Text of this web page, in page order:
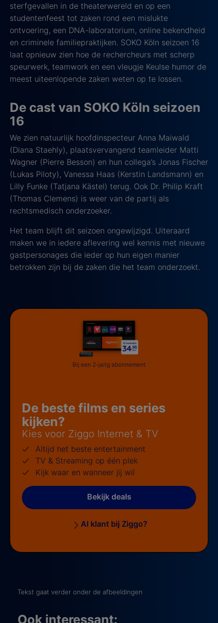
sterfgevallen in de theaterwereld en op een
studentenfeest tot zaken rond een mislukte
ontvoering, een DNA-laboratorium, online bekendheid
en criminele familiepraktijken. SOKO Köln seizoen 16
laat opnieuw zien hoe de rechercheurs met scherp
speurwerk, teamwork en een vleugje Keulse humor de
meest uiteenlopende zaken weten op te lossen.
De cast van SOKO Köln seizoen
16
We zien natuurlijk hoofdinspecteur Anna Maiwald
(Diana Staehly), plaatsvervangend teamleider Matti
Wagner (Pierre Besson) en hun collega’s Jonas Fischer
(Lukas Piloty), Vanessa Haas (Kerstin Landsmann) en
Lilly Funke (Tatjana Kästel) terug. Ook Dr. Philip Kraft
(Thomas Clemens) is weer van de partij als
rechtsmedisch onderzoeker.
Het team blijft dit seizoen ongewijzigd. Uiteraard
maken we in iedere aflevering wel kennis met nieuwe
gastpersonages die ieder op hun eigen manier
betrokken zijn bij de zaken die het team onderzoekt.
De beste films en series
kijken?
Kies voor Ziggo Internet & TV
Altijd het beste entertainment
TV & Streaming op één plek
Kijk waar en wanneer jij wil
Bekijk deals
Al klant bij Ziggo?
Bij een 2-jarig abonnement
Tekst gaat verder onder de afbeeldingen
Ook interessant: